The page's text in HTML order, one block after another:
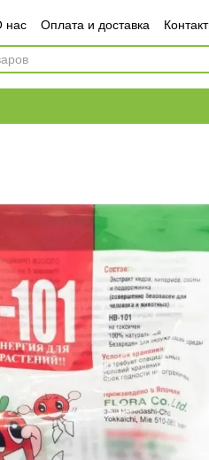
нас Оплата и доставка
Договор публичной